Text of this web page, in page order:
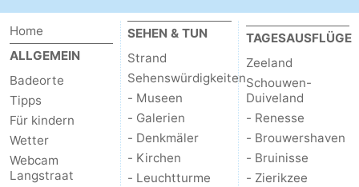
Home
ALLGEMEIN
Badeorte
Tipps
Für kindern
Wetter
Webcam
Langstraat
SEHEN & TUN
Strand
Sehenswürdigkeiten
- Museen
- Galerien
- Denkmäler
- Kirchen
- Leuchtturme
TAGESAUSFLÜGE
Zeeland
Schouwen-
Duiveland
- Renesse
- Brouwershaven
- Bruinisse
- Zierikzee